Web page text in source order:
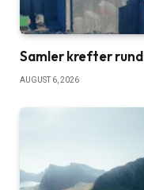
Samler krefter
AUGUST 6, 2026